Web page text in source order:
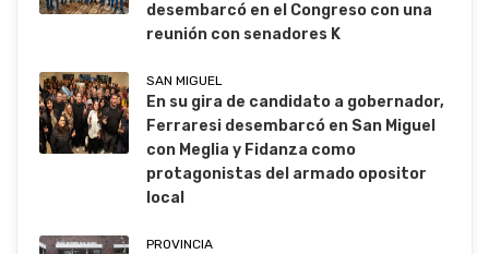
desembarcó en el Congreso con una
reunión con senadores K
SAN MIGUEL
En su gira de candidato a gobernador,
Ferraresi desembarcó en San Miguel
con Meglia y Fidanza como
protagonistas del armado opositor
local
PROVINCIA